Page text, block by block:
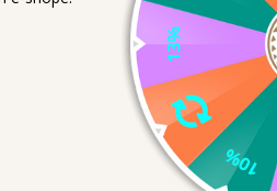
pre deti so širšími
voľnosť a vysokú kvalitu